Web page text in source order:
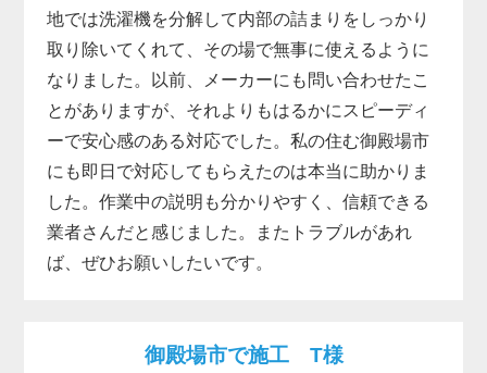
地では洗濯機を分解して内部の詰まりをしっかり
取り除いてくれて、その場で無事に使えるように
なりました。以前、メーカーにも問い合わせたこ
とがありますが、それよりもはるかにスピーディ
ーで安心感のある対応でした。私の住む御殿場市
にも即日で対応してもらえたのは本当に助かりま
した。作業中の説明も分かりやすく、信頼できる
業者さんだと感じました。またトラブルがあれ
ば、ぜひお願いしたいです。
御殿場市で施工 T様